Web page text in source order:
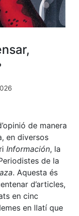
de manera
en diversos
Información, la
de la
. Aquesta és
d’articles,
en cinc
en llatí que